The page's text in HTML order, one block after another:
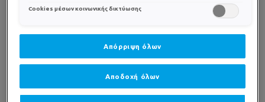
Ζεστάνετε το προϊόν στο χέρι
σας για πιο άμεση
απορρόφηση.
Cookies μέσων κοινωνικής δικτύωσης
Απόρριψη όλων
Αποδοχή όλων